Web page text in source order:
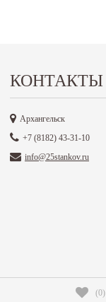
КОНТАКТЫ
Архангельск
+7 (8182) 43-31-10
info@25stankov.ru
(0)